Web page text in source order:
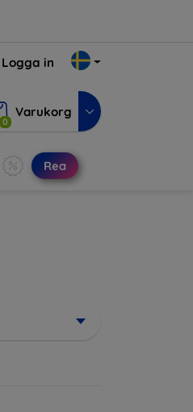
Logga in
0
Varukorg
Rea